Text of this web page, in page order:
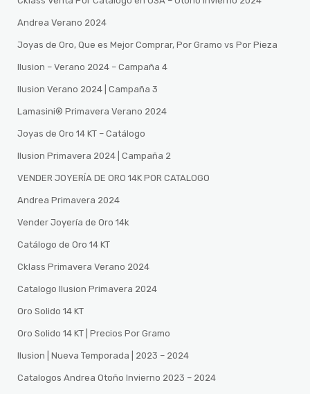
Andrea Verano 2024
Joyas de Oro, Que es Mejor Comprar, Por Gramo vs Por Pieza
Ilusion – Verano 2024 – Campaña 4
Ilusion Verano 2024 | Campaña 3
Lamasini®️ Primavera Verano 2024
Joyas de Oro 14 KT – Catálogo
Ilusion Primavera 2024 | Campaña 2
VENDER JOYERÍA DE ORO 14K POR CATALOGO
Andrea Primavera 2024
Vender Joyería de Oro 14k
Catálogo de Oro 14 KT
Cklass Primavera Verano 2024
Catalogo Ilusion Primavera 2024
Oro Solido 14 KT
Oro Solido 14 KT | Precios Por Gramo
Ilusion | Nueva Temporada | 2023 – 2024
Catalogos Andrea Otoño Invierno 2023 – 2024